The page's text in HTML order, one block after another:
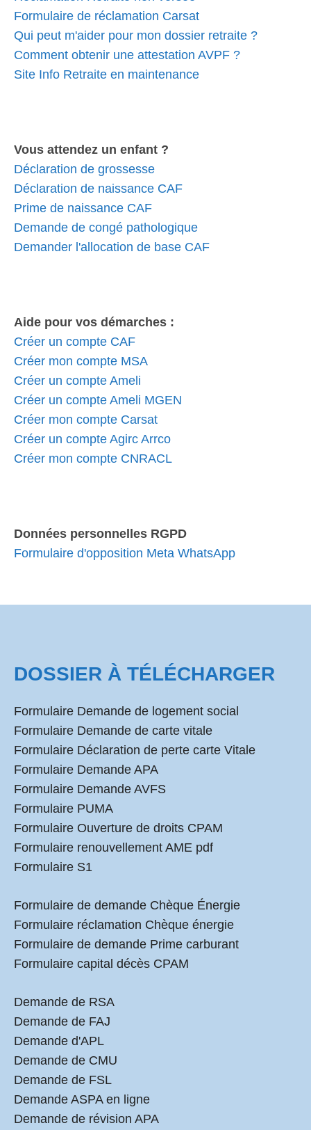
Formulaire de réclamation Carsat
Qui peut m'aider pour mon dossier retraite ?
Comment obtenir une attestation AVPF ?
Site Info Retraite en maintenance
Vous attendez un enfant ?
Déclaration de grossesse
Déclaration de naissance CAF
Prime de naissance CAF
Demande de congé pathologique
Demander l'allocation de base CAF
Aide pour vos démarches :
Créer un compte CAF
Créer mon compte MSA
Créer un compte Ameli
Créer un compte Ameli MGEN
Créer mon compte Carsat
Créer un compte Agirc Arrco
Créer mon compte CNRACL
Données personnelles RGPD
Formulaire d'opposition Meta WhatsApp
DOSSIER À TÉLÉCHARGER
Formulaire Demande de logement social
Formulaire Demande de carte vitale
Formulaire Déclaration de perte carte Vitale
Formulaire Demande APA
Formulaire Demande AVFS
Formulaire PUMA
Formulaire Ouverture de droits CPAM
Formulaire renouvellement AME pdf
Formulaire S1
Formulaire de demande Chèque Énergie
Formulaire réclamation Chèque énergie
Formulaire de demande Prime carburant
Formulaire capital décès CPAM
Demande de RSA
Demande de FAJ
Demande d'APL
Demande de CMU
Demande de FSL
Demande ASPA en ligne
Demande de révision APA